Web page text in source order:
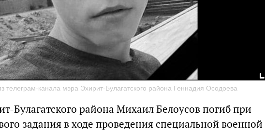
телеграм-канала мэра Эхирит-Булагатского района Геннадия Осодоева
Булагатского района Михаил Белоусов погиб при
задания в ходе проведения специальной военной